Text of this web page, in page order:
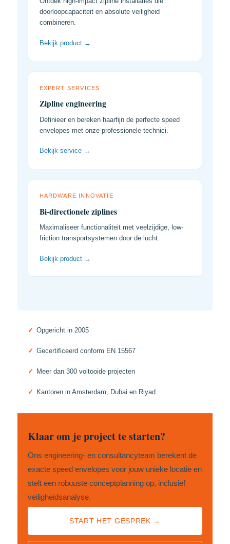
doorloopcapaciteit en absolute veiligheid
combineren.
Bekijk product →
EXPERT SERVICES
Zipline engineering
Definieer en bereken haarfijn de perfecte speed
envelopes met onze professionele technici.
Bekijk service →
HARDWARE INNOVATIE
Bi-directionele ziplines
Maximaliseer functionaliteit met veelzijdige, low-
friction transportsystemen door de lucht.
Bekijk product →
✓ Opgericht in 2005
✓ Gecertificeerd conform EN 15567
✓ Meer dan 300 voltooide projecten
✓ Kantoren in Amsterdam, Dubai en Riyad
Klaar om je project te starten?
Ons engineering- en consultancyteam berekent de
exacte speed envelopes voor jouw unieke locatie en
stelt een robuuste conceptplanning op, inclusief
veiligheidsanalyse.
START HET GESPREK →